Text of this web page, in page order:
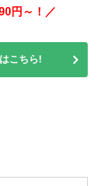
円～！／
こちら!